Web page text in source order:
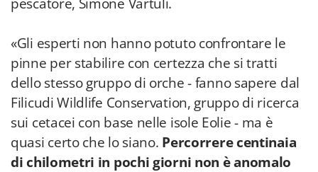
«Gli esperti non hanno potuto confrontare le
pinne per stabilire con certezza che si tratti
dello stesso gruppo di orche - fanno sapere dal
Filicudi Wildlife Conservation, gruppo di ricerca
sui cetacei con base nelle isole Eolie - ma è
quasi certo che lo siano. Percorrere centinaia
di chilometri in pochi giorni non è anomalo